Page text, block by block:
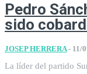
Pedro
sido
JOSEP HERRERA - 11/
La líder del partido